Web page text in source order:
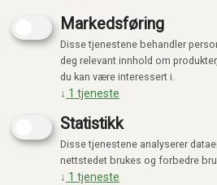
Markedsføring
Disse tjenestene behandler
deg relevant innhold om
du kan være interessert i.
↓ 1 tjeneste
Statistikk
Disse tjenestene analyserer
nettstedet brukes og forbedre
↓ 1 tjeneste